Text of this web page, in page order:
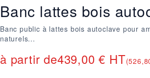
Banc lattes bois
Banc public à lattes bois autoclave pour
naturels...
à partir de439,00 € HT